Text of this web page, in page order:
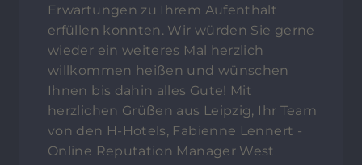
Erwartungen zu Ihrem Aufenthalt
erfüllen konnten. Wir würden Sie gerne
wieder ein weiteres Mal herzlich
willkommen heißen und wünschen
Ihnen bis dahin alles Gute! Mit
herzlichen Grüßen aus Leipzig, Ihr Team
von den H-Hotels, Fabienne Lennert -
Online Reputation Manager West